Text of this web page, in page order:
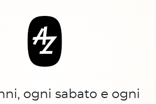
ogni sabato e ogni